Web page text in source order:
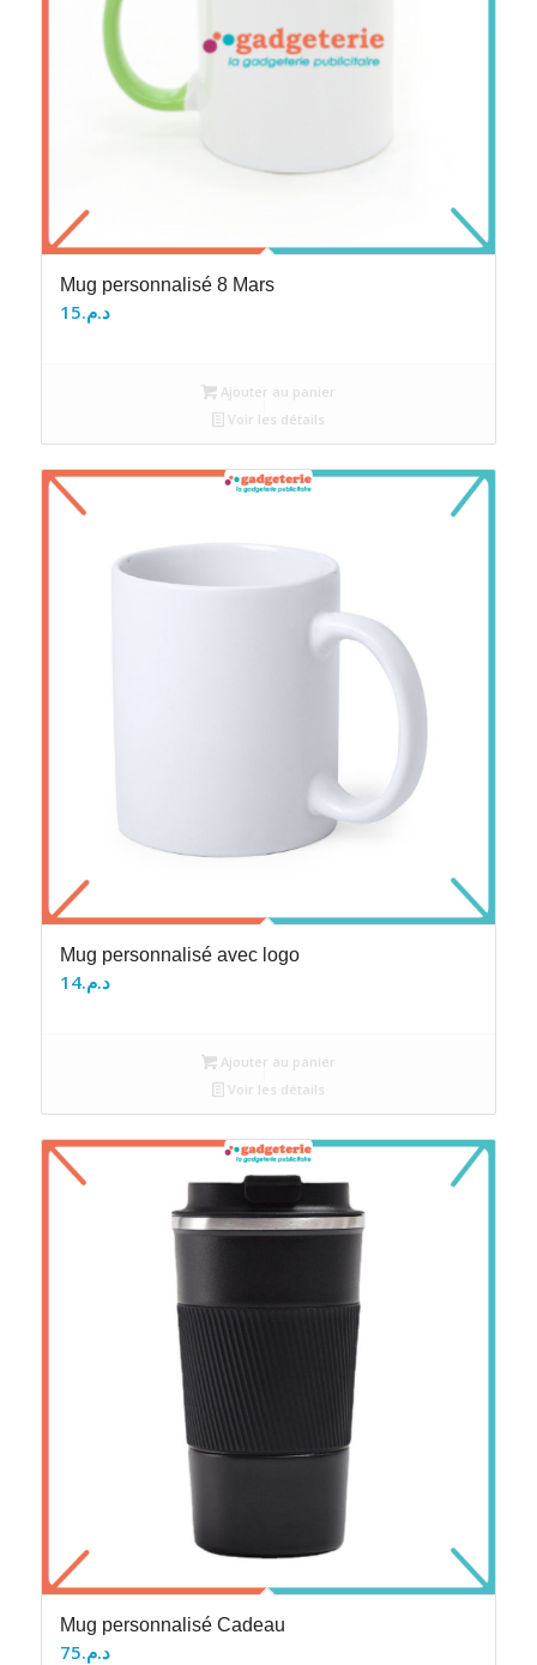
Mug personnalisé 8 Mars
د.م.15
Ajouter au panier
Voir les détails
Mug personnalisé avec logo
د.م.14
Ajouter au panier
Voir les détails
Mug personnalisé Cadeau
د.م.75